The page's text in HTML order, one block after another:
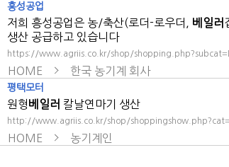
흥성공업
저희 흥성공업은 농/축산(로더-로우더, 베일러
생산 공급하고 있습니다
https://www.agriis.co.kr/shop/
HOME 한국 농기계 회사
평택모터
원형베일러 칼날연마기 생산
http://www.agriis.co.kr/shop/
HOME
농기계인